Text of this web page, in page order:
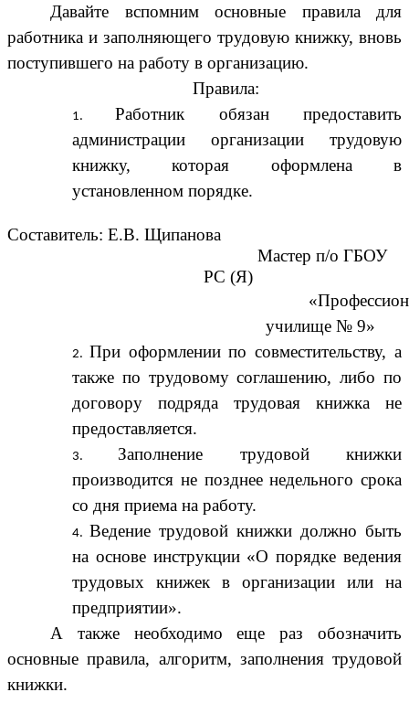
Давайте вспомним основные правила для
работника и заполняющего трудовую книжку, вновь
поступившего на работу в организацию.
Правила:
Работник обязан предоставить
администрации организации трудовую
книжку, которая оформлена в
установленном порядке.
Составитель: Е.В. Щипанова
Мастер п/о ГБОУ
РС (Я)
училище № 9»
При оформлении по совместительству, а
также по трудовому соглашению, либо по
договору подряда трудовая книжка не
предоставляется.
Заполнение трудовой книжки
производится не позднее недельного срока
со дня приема на работу.
Ведение трудовой книжки должно быть
на основе инструкции «О порядке ведения
трудовых книжек в организации или на
предприятии».
А также необходимо еще раз обозначить
основные правила, алгоритм, заполнения трудовой
книжки.